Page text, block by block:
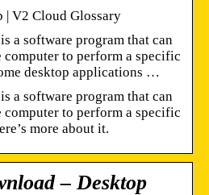
| V2 Cloud Glossary
a software program that can
computer to perform a specific
desktop applications …
a software program that can
computer to perform a specific
more about it.
– Desktop